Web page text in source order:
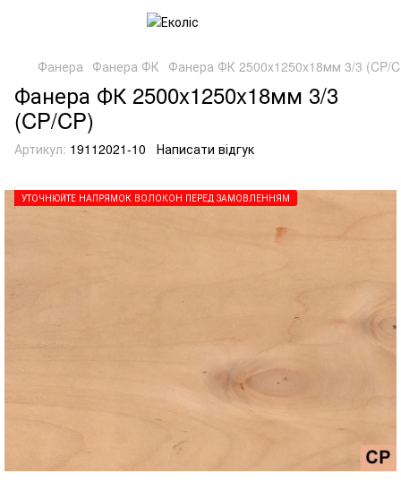
Фанера Фанера ФК Фанера ФК 2500x1250x18мм 3/3 (CP/
Фанера ФК 2500x1250x18мм 3/3
(CP/CP)
Артикул: 19112021-10 Написати відгук
УТОЧНЮЙТЕ НАПРЯМОК ВОЛОКОН ПЕРЕД ЗАМОВЛЕННЯМ